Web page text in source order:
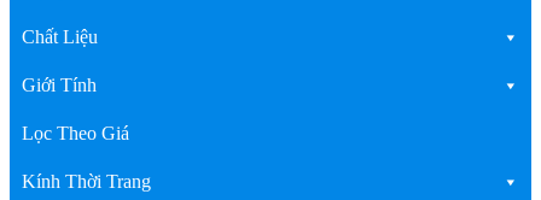
Chất Liệu
Giới Tính
Lọc Theo Giá
Kính Thời Trang